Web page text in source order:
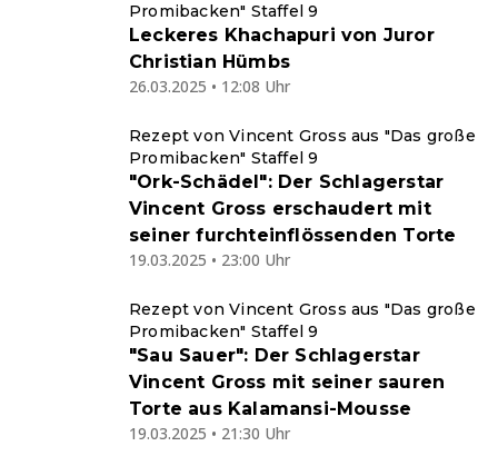
Promibacken" Staffel 9
Leckeres Khachapuri von Juror
Christian Hümbs
26.03.2025 • 12:08 Uhr
Rezept von Vincent Gross aus "Das große
Promibacken" Staffel 9
"Ork-Schädel": Der Schlagerstar
Vincent Gross erschaudert mit
seiner furchteinflössenden Torte
19.03.2025 • 23:00 Uhr
Rezept von Vincent Gross aus "Das große
Promibacken" Staffel 9
"Sau Sauer": Der Schlagerstar
Vincent Gross mit seiner sauren
Torte aus Kalamansi-Mousse
19.03.2025 • 21:30 Uhr